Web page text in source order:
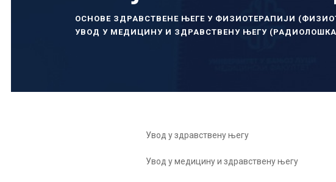
ОСНОВЕ ЗДРАВСТВЕНЕ ЊЕГЕ У ФИЗИОТЕРАПИЈИ
УВОД У МЕДИЦИНУ И ЗДРАВСТВЕНУ ЊЕГУ (РАДИОЛОШКА
Увод у здравствену његу
Увод у медицину и здравствену његу